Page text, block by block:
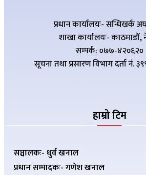
प्रधान कार्यालयः- सन्धिखर्क
शाखा कार्यालयः- काठमाडौँ,
सम्पर्क: ०७७-४२०६२०
सूचना तथा प्रसारण विभाग दर्ता नं.
हाम्रो टिम
सञ्चालकः- धुर्व खनाल
प्रधान सम्पादकः- गणेश खनाल